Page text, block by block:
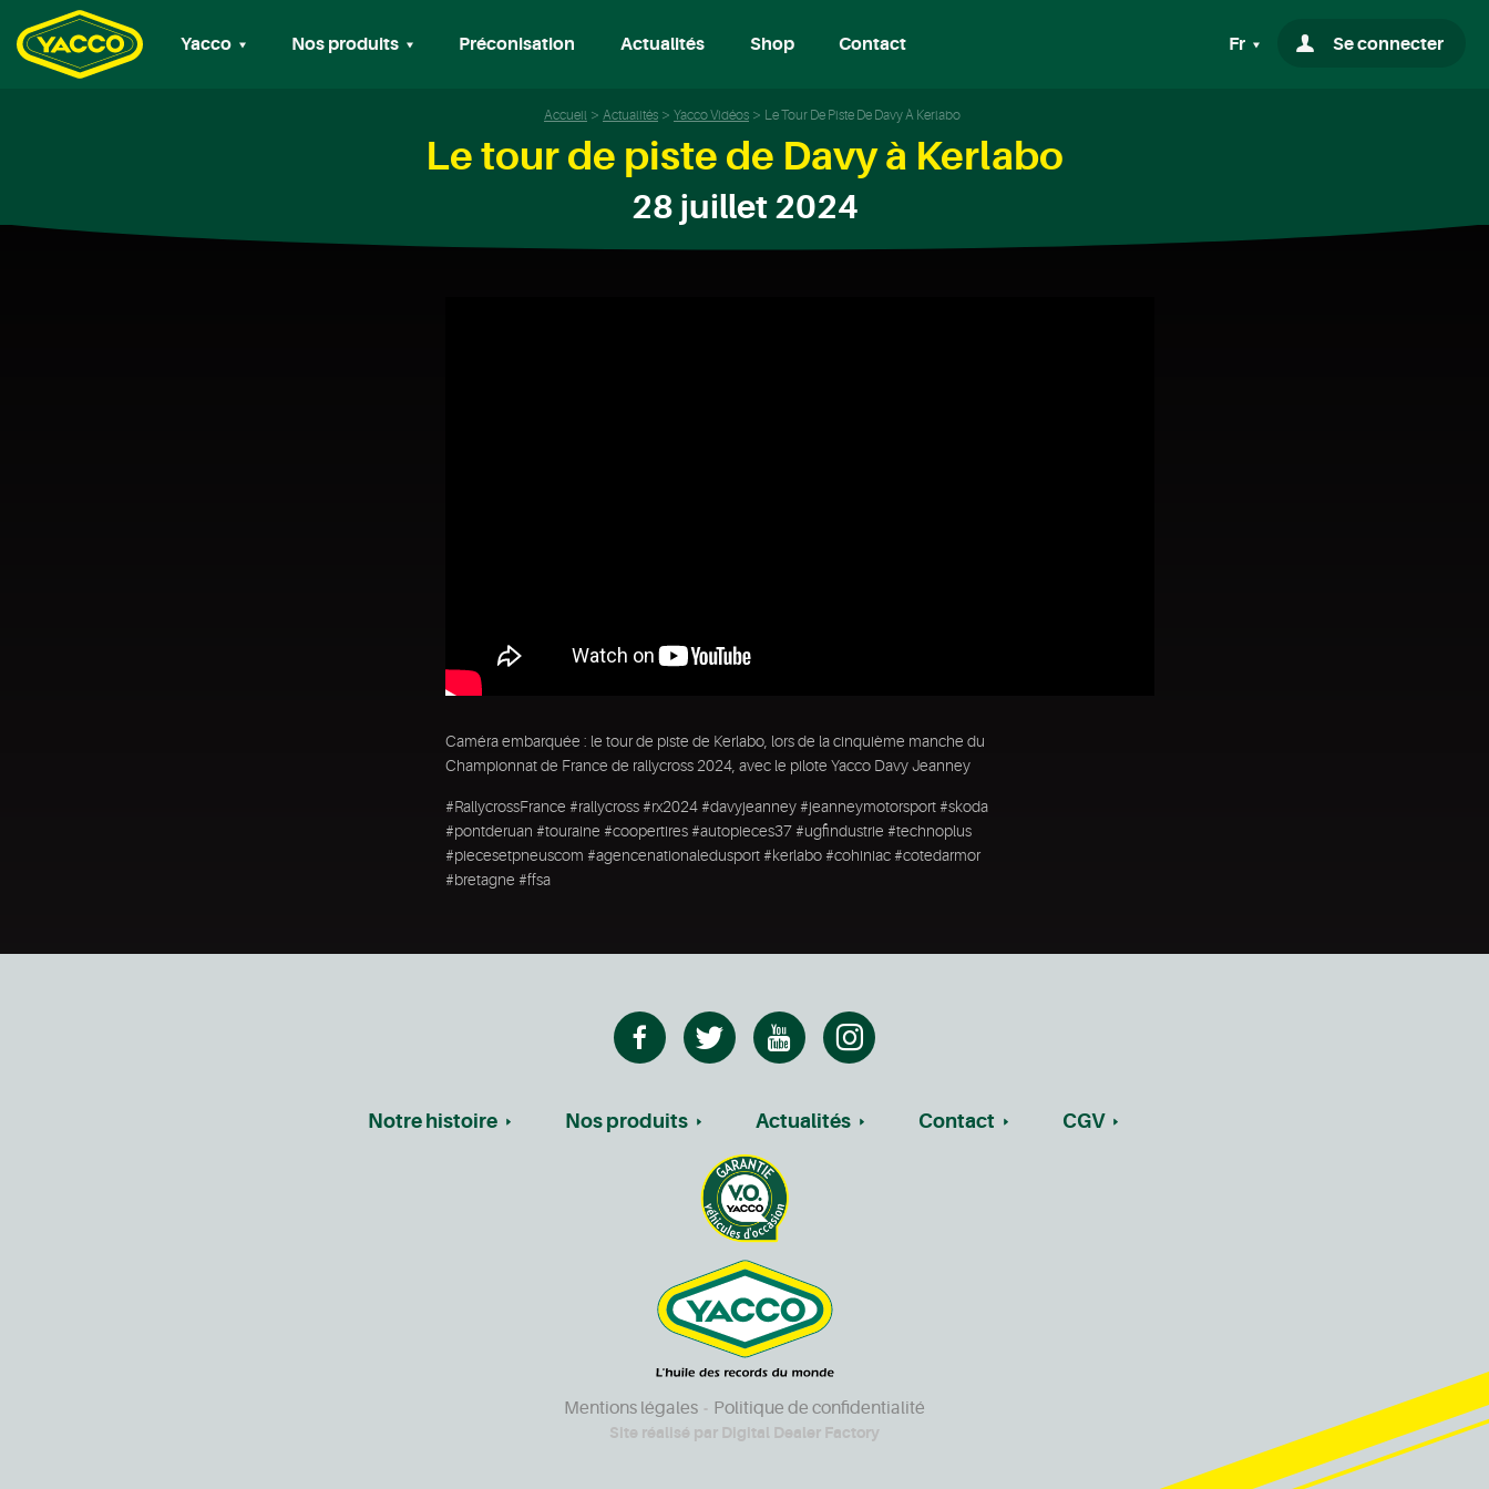
Fr Se connecter
Yacco Nos produits Préconisation Actualités Shop Contact
Accueil Actualités Yacco Vidéos Le Tour De Piste De Davy À Kerlabo
Le tour de piste de Davy à Kerlabo
28 juillet 2024
Caméra embarquée : le tour de piste de Kerlabo, lors de la cinquième manche du
Championnat de France de rallycross 2024, avec le pilote Yacco Davy Jeanney
#RallycrossFrance #rallycross #rx2024 #davyjeanney #jeanneymotorsport #skoda
#pontderuan #touraine #coopertires #autopieces37 #ugfindustrie #technoplus
#piecesetpneuscom #agencenationaledusport #kerlabo #cohiniac #cotedarmor
#bretagne #ffsa
Notre histoire Nos produits Actualités Contact CGV
Mentions légales - Politique de confidentialité
Site réalisé par Digital Dealer Factory